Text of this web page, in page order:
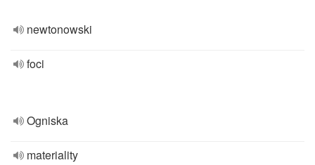
newtonowski
foci
Ogniska
materiality